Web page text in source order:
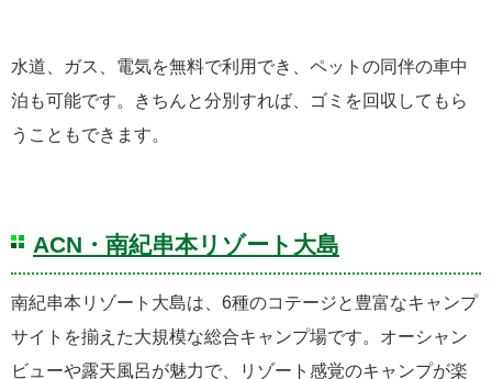
水道、ガス、電気を無料で利用でき、ペットの同伴の車中
泊も可能です。きちんと分別すれば、ゴミを回収してもら
うこともできます。
ACN・南紀串本リゾート大島
南紀串本リゾート大島は、6種のコテージと豊富なキャンプ
サイトを揃えた大規模な総合キャンプ場です。オーシャン
ビューや露天風呂が魅力で、リゾート感覚のキャンプが楽